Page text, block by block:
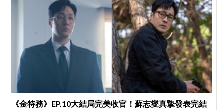
《金特務》EP.10大結局完美收官！蘇志燮真摯發表完結